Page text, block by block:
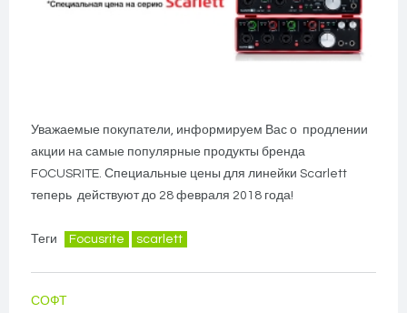
Уважаемые покупатели, информируем Вас о продлении
акции на самые популярные продукты бренда
FOCUSRITE. Специальные цены для линейки Scarlett
теперь действуют до 28 февраля 2018 года!
Теги Focusrite scarlett
СОФТ